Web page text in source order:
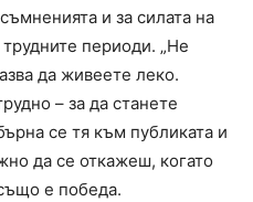
и за силата на
трудните периоди. „Не
да живеете леко.
– за да станете
се тя към публиката и
да се откажеш, когато
е победа.